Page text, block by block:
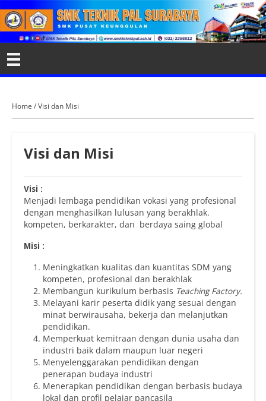
Home /Visi dan Misi
Visi dan Misi
Visi :
Menjadi lembaga pendidikan vokasi yang profesional
dengan menghasilkan lulusan yang berakhlak.
kompeten, berkarakter, dan berdaya saing global
Misi :
Meningkatkan kualitas dan kuantitas SDM yang
kompeten, profesional dan berakhlak
Membangun kurikulum berbasis Teaching Factory.
Melayani karir peserta didik yang sesuai dengan
minat berwirausaha, bekerja dan melanjutkan
pendidikan.
Memperkuat kemitraan dengan dunia usaha dan
industri baik dalam maupun luar negeri
Menyelenggarakan pendidikan dengan
penerapan budaya industri
Menerapkan pendidikan dengan berbasis budaya
lokal dan profil pelajar pancasila